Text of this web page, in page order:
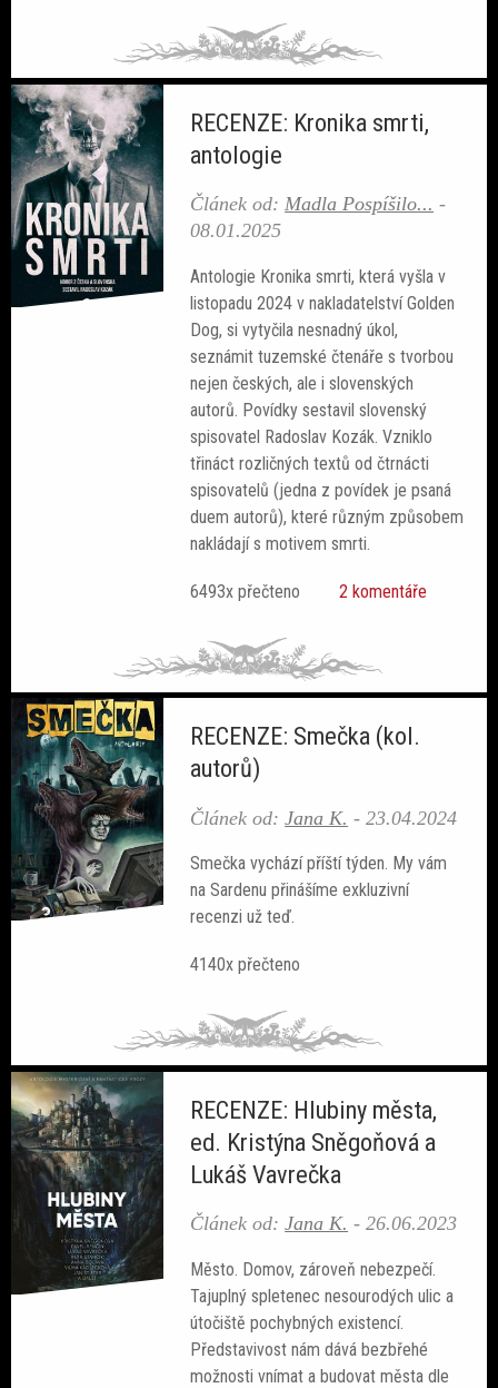
RECENZE: Kronika smrti,
antologie
Článek od:Madla Pospíšilo... -
08.01.2025
Antologie Kronika smrti, která vyšla v
listopadu 2024 v nakladatelství Golden
Dog, si vytyčila nesnadný úkol,
seznámit tuzemské čtenáře s tvorbou
nejen českých, ale i slovenských
autorů. Povídky sestavil slovenský
spisovatel Radoslav Kozák. Vzniklo
třináct rozličných textů od čtrnácti
spisovatelů (jedna z povídek je psaná
duem autorů), které různým způsobem
nakládají s motivem smrti.
6493x přečteno 2 komentáře
RECENZE: Smečka (kol.
autorů)
Článek od:Jana K. -23.04.2024
Smečka vychází příští týden. My vám
na Sardenu přinášíme exkluzivní
recenzi už teď.
4140x přečteno
RECENZE: Hlubiny města,
ed. Kristýna Sněgoňová a
Lukáš Vavrečka
Článek od:Jana K. -26.06.2023
Město. Domov, zároveň nebezpečí.
Tajuplný spletenec nesourodých ulic a
útočiště pochybných existencí.
Představivost nám dává bezbřehé
možnosti vnímat a budovat města dle